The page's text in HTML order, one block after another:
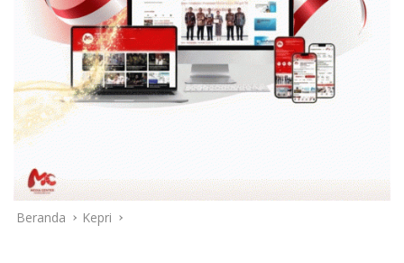
Beranda Kepri